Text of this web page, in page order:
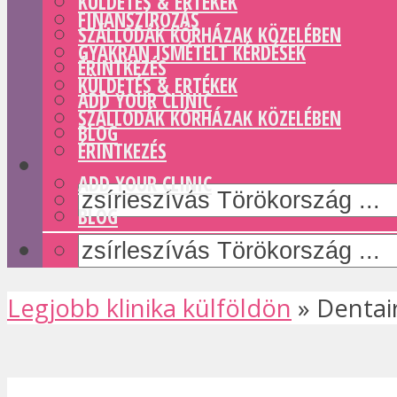
SZÁLLODÁK KÓRHÁZAK KÖZELÉBEN
ÉRINTKEZÉS
ADD YOUR CLINIC
BLOG
FINANSZÍROZÁS
GYAKRAN ISMÉTELT KÉRDÉSEK
KÜLDETÉS & ERTÉKEK
SZÁLLODÁK KÓRHÁZAK KÖZELÉBEN
ÉRINTKEZÉS
ADD YOUR CLINIC
BLOG
Legjobb klinika külföldön »